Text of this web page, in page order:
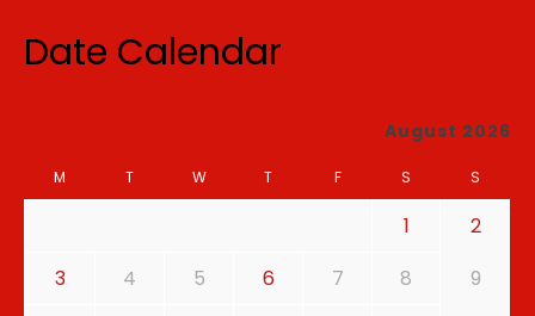
Date Calendar
August 2026
M T W T F S S
1
2
3
4 5 6 7 8
9